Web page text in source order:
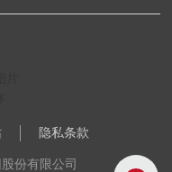
隐私条款
份有限公司